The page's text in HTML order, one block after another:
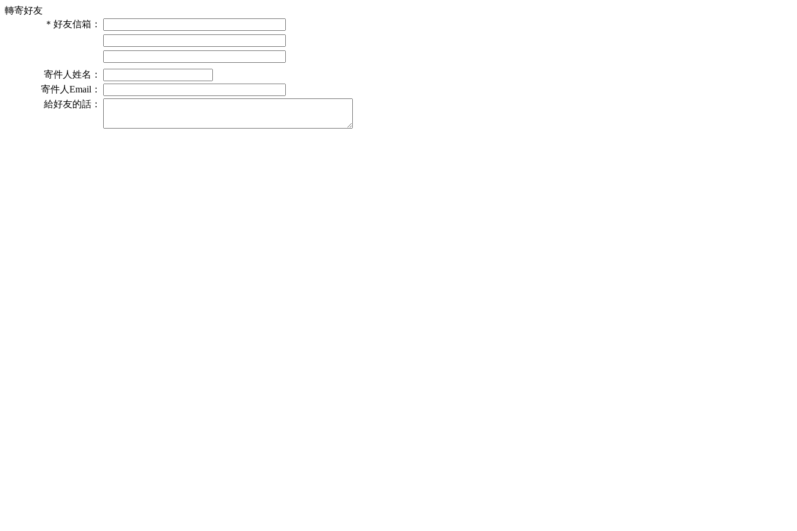
轉寄好友
＊ 好友信箱：
寄件人姓名：
寄件人Email：
給好友的話：